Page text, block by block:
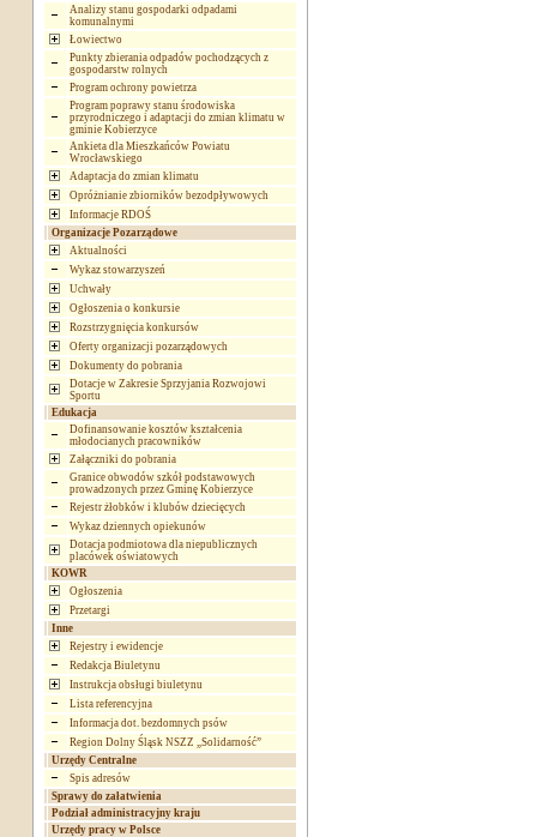
Analizy stanu gospodarki odpadami
komunalnymi
Łowiectwo
Punkty zbierania odpadów pochodzących z
gospodarstw rolnych
Program ochrony powietrza
Program poprawy stanu środowiska
przyrodniczego i adaptacji do zmian klimatu w
gminie Kobierzyce
Ankieta dla Mieszkańców Powiatu
Wrocławskiego
Adaptacja do zmian klimatu
Opróżnianie zbiorników bezodpływowych
Informacje RDOŚ
Organizacje Pozarządowe
Aktualności
Wykaz stowarzyszeń
Uchwały
Ogłoszenia o konkursie
Rozstrzygnięcia konkursów
Oferty organizacji pozarządowych
Dokumenty do pobrania
Dotacje w Zakresie Sprzyjania Rozwojowi
Sportu
Edukacja
Dofinansowanie kosztów kształcenia
młodocianych pracowników
Załączniki do pobrania
Granice obwodów szkół podstawowych
prowadzonych przez Gminę Kobierzyce
Rejestr żłobków i klubów dziecięcych
Wykaz dziennych opiekunów
Dotacja podmiotowa dla niepublicznych
placówek oświatowych
KOWR
Ogłoszenia
Przetargi
Inne
Rejestry i ewidencje
Redakcja Biuletynu
Instrukcja obsługi biuletynu
Lista referencyjna
Informacja dot. bezdomnych psów
Region Dolny Śląsk NSZZ „Solidarność”
Urzędy Centralne
Spis adresów
Sprawy do załatwienia
Podział administracyjny kraju
Urzędy pracy w Polsce